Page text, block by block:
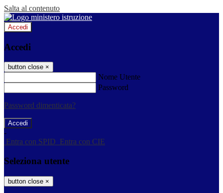
Salta al contenuto
Accedi
Accedi
button close ×
Nome Utente
Password
Password dimenticata?
-
Entra con SPID Entra con CIE
Seleziona utente
button close ×